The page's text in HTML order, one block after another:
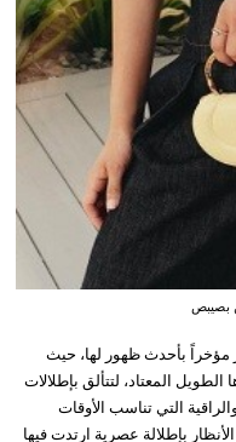
بصيبص
مؤخراً بأحدث ظهور لها، حيث
المعتاد، لتتألق بإطلالات
التي تناسب الأوقات
بإطلالة عصرية ارتدت فيها